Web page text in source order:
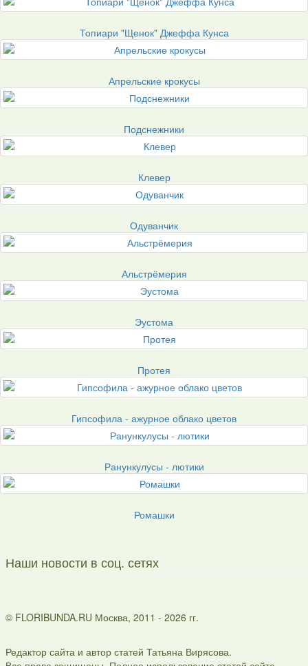
Топиари "Щенок" Джеффа Кунса
Апрельские крокусы
Подснежники
Клевер
Одуванчик
Альстрёмерия
Эустома
Протея
Гипсофила - ажурное облако цветов
Ранункулусы - лютики
Ромашки
Наши новости в соц. сетях
© FLORIBUNDA.RU Москва, 2011 - 2026 гг.
Редактор сайта и автор статей Татьяна Вирясова.